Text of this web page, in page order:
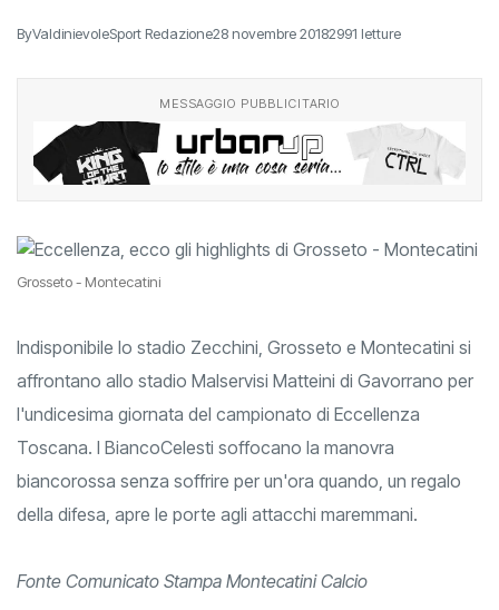
ByValdinievoleSport Redazione28 novembre 20182991 letture
MESSAGGIO PUBBLICITARIO
Grosseto - Montecatini
Indisponibile lo stadio Zecchini, Grosseto e Montecatini si
affrontano allo stadio Malservisi Matteini di Gavorrano per
l'undicesima giornata del campionato di Eccellenza
Toscana. I BiancoCelesti soffocano la manovra
biancorossa senza soffrire per un'ora quando, un regalo
della difesa, apre le porte agli attacchi maremmani.
Fonte Comunicato Stampa Montecatini Calcio